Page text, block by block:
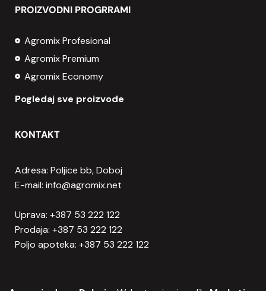
PROIZVODNI PROGRRAMI
Agromix Profesional
Agromix Premium
Agromix Economy
Pogledaj sve proizvode
KONTAKT
Adresa: Poljice bb, Doboj
E-mail: info@agromix.net
Uprava: +387 53 222 122
Prodaja: +387 53 222 122
Poljo apoteka: +387 53 222 122